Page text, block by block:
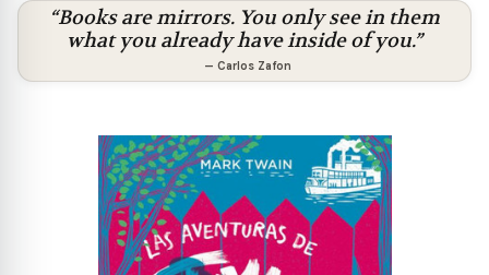
“Books are mirrors. You only see in them
what you already have inside of you.”
— Carlos Zafon